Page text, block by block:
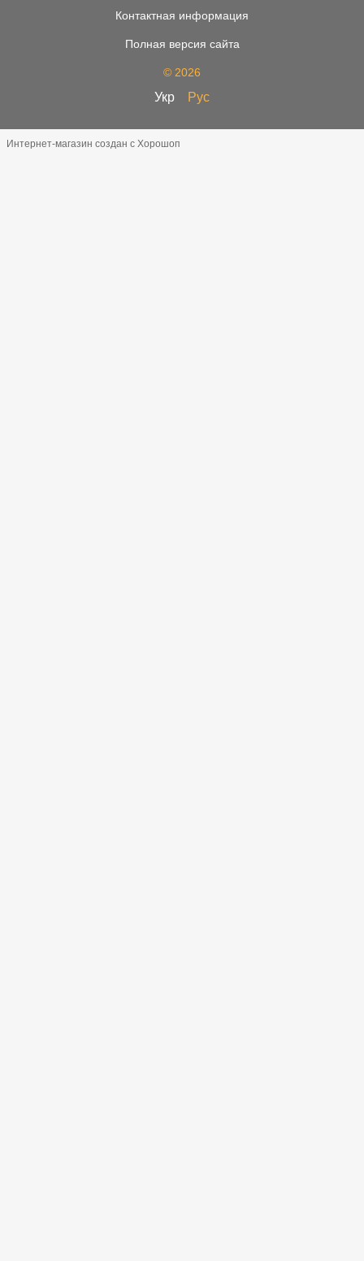
Контактная информация
Полная версия сайта
© 2026
Укр Рус
Интернет-магазин создан с Хорошоп